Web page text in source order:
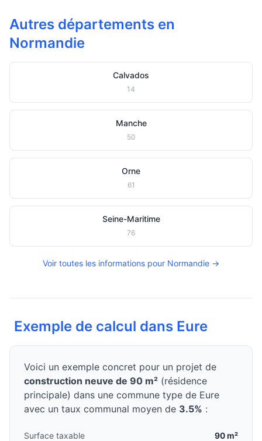
Autres départements en
Normandie
Calvados
14
Manche
50
Orne
61
Seine-Maritime
76
Voir toutes les informations pour Normandie →
Exemple de calcul dans Eure
Voici un exemple concret pour un projet de
construction neuve de 90 m² (résidence
principale) dans une commune type de Eure
avec un taux communal moyen de 3.5% :
Surface taxable 90 m²